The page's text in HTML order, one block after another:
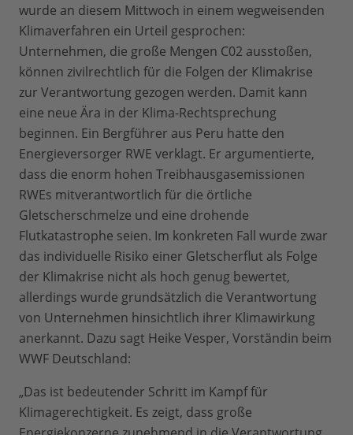
wurde an diesem Mittwoch in einem wegweisenden
Klimaverfahren ein Urteil gesprochen:
Unternehmen, die große Mengen C02 ausstoßen,
können zivilrechtlich für die Folgen der Klimakrise
zur Verantwortung gezogen werden. Damit kann
eine neue Ära in der Klima-Rechtsprechung
beginnen. Ein Bergführer aus Peru hatte den
Energieversorger RWE verklagt. Er argumentierte,
dass die enorm hohen Treibhausgasemissionen
RWEs mitverantwortlich für die örtliche
Gletscherschmelze und eine drohende
Flutkatastrophe seien. Im konkreten Fall wurde zwar
das individuelle Risiko einer Gletscherflut als Folge
der Klimakrise nicht als hoch genug bewertet,
allerdings wurde grundsätzlich die Verantwortung
von Unternehmen hinsichtlich ihrer Klimawirkung
anerkannt. Dazu sagt Heike Vesper, Vorständin beim
WWF Deutschland:
„Das ist bedeutender Schritt im Kampf für
Klimagerechtigkeit. Es zeigt, dass große